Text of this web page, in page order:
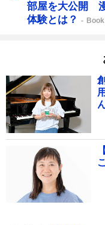
部屋を大公開
体験とは？